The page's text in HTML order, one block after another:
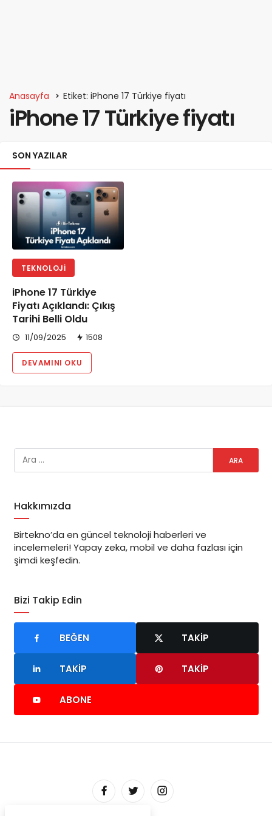
Anasayfa Etiket: iPhone 17 Türkiye fiyatı
iPhone 17 Türkiye fiyatı
SON YAZILAR
TEKNOLOJI
iPhone 17 Türkiye
Fiyatı Açıklandı: Çıkış
Tarihi Belli Oldu
11/09/2025 1508
DEVAMINI OKU
Hakkımızda
Birtekno’da en güncel teknoloji haberleri ve
incelemeleri! Yapay zeka, mobil ve daha fazlası için
şimdi keşfedin.
Bizi Takip Edin
BEĞEN TAKIP
TAKIP TAKIP
ABONE